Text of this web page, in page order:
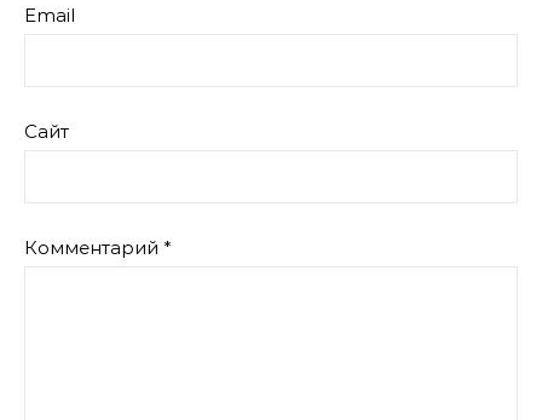
Email
Сайт
Комментарий *